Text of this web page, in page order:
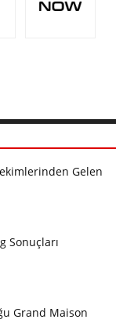
Gelen
Sonuçları
Grand Maison